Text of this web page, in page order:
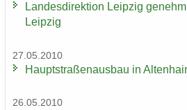
Lan­des­di­rek­ti­on Leip­zig
Leip­zig
27.05.2010
Haupt­stra­ßen­aus­bau in
26.05.2010